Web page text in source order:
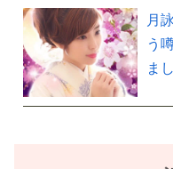
月
う
ま